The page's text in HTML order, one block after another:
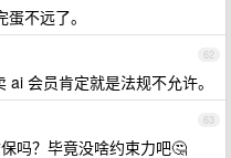
不远了。
62
ai 会员肯定就是法规不允许。
63
吗？毕竟没啥约束力吧🤔